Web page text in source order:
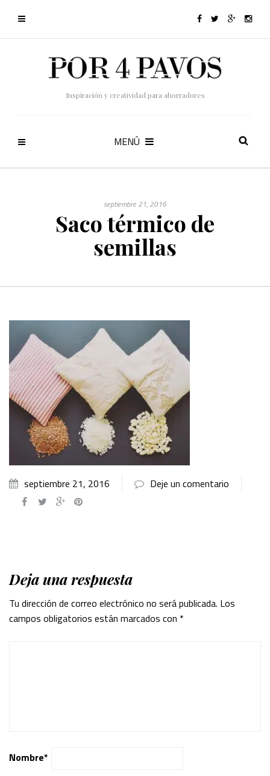
Inspiración y creatividad para ahorradores
MENÚ
septiembre 21, 2016
Saco térmico de
semillas
septiembre 21, 2016 Deje un comentario
Deja una respuesta
Tu dirección de correo electrónico no será publicada. Los
campos obligatorios están marcados con *
Nombre*